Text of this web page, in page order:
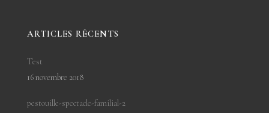
ARTICLES RÉCENTS
Test
16 novembre 2018
pestouille-spectacle-familial-2